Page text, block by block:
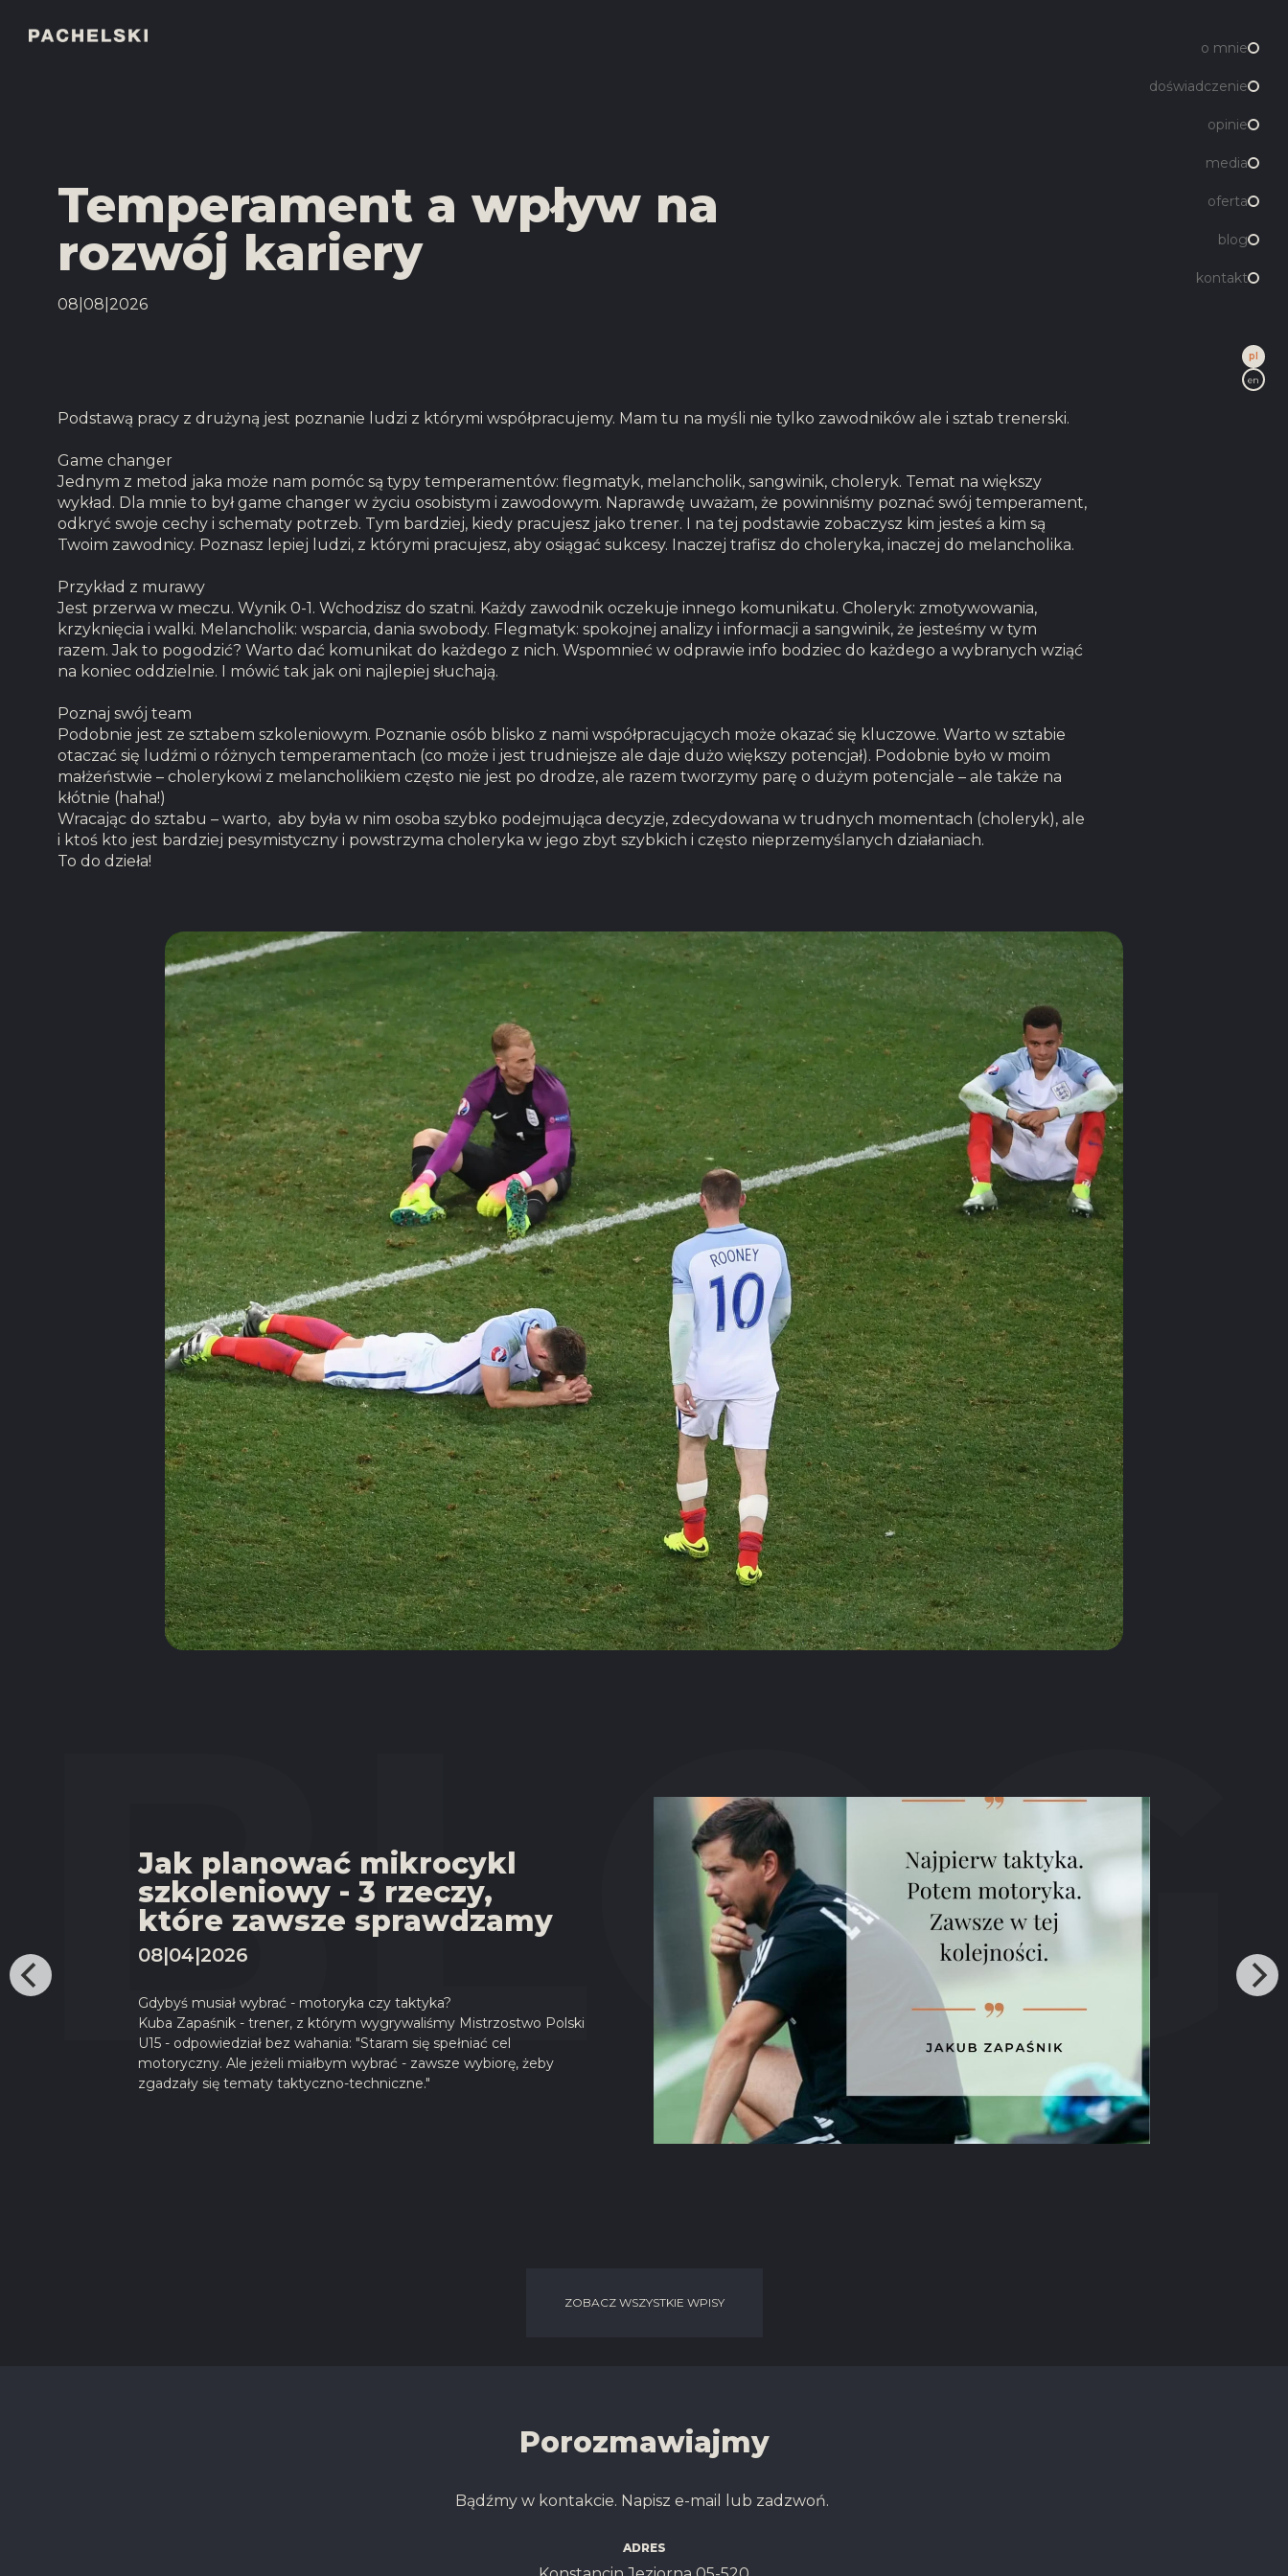
o mnie
doświadczenie
opinie
media
oferta
blog
kontakt
pl
en
Temperament a wpływ na
rozwój kariery
08|08|2026
Podstawą pracy z drużyną jest poznanie ludzi z którymi współpracujemy. Mam tu na myśli nie tylko zawodników ale i sztab trenerski.
Game changer
Jednym z metod jaka może nam pomóc są typy temperamentów: flegmatyk, melancholik, sangwinik, choleryk. Temat na większy
wykład. Dla mnie to był game changer w życiu osobistym i zawodowym. Naprawdę uważam, że powinniśmy poznać swój temperament,
odkryć swoje cechy i schematy potrzeb. Tym bardziej, kiedy pracujesz jako trener. I na tej podstawie zobaczysz kim jesteś a kim są
Twoim zawodnicy. Poznasz lepiej ludzi, z którymi pracujesz, aby osiągać sukcesy. Inaczej trafisz do choleryka, inaczej do melancholika.
Przykład z murawy
Jest przerwa w meczu. Wynik 0-1. Wchodzisz do szatni. Każdy zawodnik oczekuje innego komunikatu. Choleryk: zmotywowania,
krzyknięcia i walki. Melancholik: wsparcia, dania swobody. Flegmatyk: spokojnej analizy i informacji a sangwinik, że jesteśmy w tym
razem. Jak to pogodzić? Warto dać komunikat do każdego z nich. Wspomnieć w odprawie info bodziec do każdego a wybranych wziąć
na koniec oddzielnie. I mówić tak jak oni najlepiej słuchają.
Poznaj swój team
Podobnie jest ze sztabem szkoleniowym. Poznanie osób blisko z nami współpracujących może okazać się kluczowe. Warto w sztabie
otaczać się ludźmi o różnych temperamentach (co może i jest trudniejsze ale daje dużo większy potencjał). Podobnie było w moim
małżeństwie – cholerykowi z melancholikiem często nie jest po drodze, ale razem tworzymy parę o dużym potencjale – ale także na
kłótnie (haha!)
Wracając do sztabu – warto, aby była w nim osoba szybko podejmująca decyzje, zdecydowana w trudnych momentach (choleryk), ale
i ktoś kto jest bardziej pesymistyczny i powstrzyma choleryka w jego zbyt szybkich i często nieprzemyślanych działaniach.
To do dzieła!
Jak planować mikrocykl
szkoleniowy - 3 rzeczy,
które zawsze sprawdzamy
08|04|2026
Gdybyś musiał wybrać - motoryka czy taktyka?
Kuba Zapaśnik - trener, z którym wygrywaliśmy Mistrzostwo Polski
U15 - odpowiedział bez wahania: "Staram się spełniać cel
motoryczny. Ale jeżeli miałbym wybrać - zawsze wybiorę, żeby
zgadzały się tematy taktyczno-techniczne."
ZOBACZ WSZYSTKIE WPISY
Porozmawiajmy
Bądźmy w kontakcie. Napisz e-mail lub zadzwoń.
ADRES